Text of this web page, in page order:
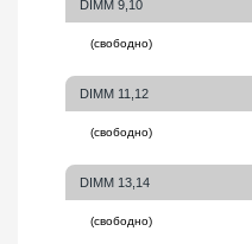
DIMM 9,10
DIMM 11,12
DIMM 13,14